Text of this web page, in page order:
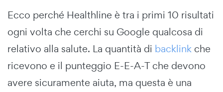
Ecco perché Healthline è tra i primi 10 risultati
ogni volta che cerchi su Google qualcosa di
relativo alla salute. La quantità di backlink che
ricevono e il punteggio E-E-A-T che devono
avere sicuramente aiuta, ma questa è una